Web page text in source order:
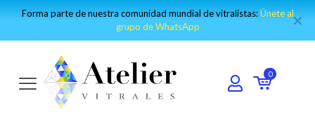
Visita nuestro canal de Youtube y encuentro los mejores tutoriales:
IR AL CANAL
✕
0